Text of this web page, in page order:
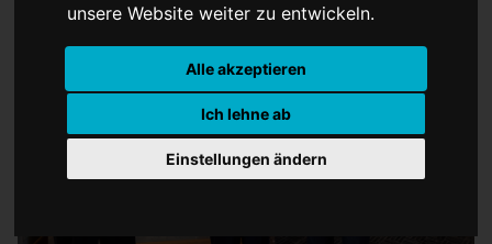
unsere Website weiter zu entwickeln.
Alle akzeptieren
Ich lehne ab
Einstellungen ändern